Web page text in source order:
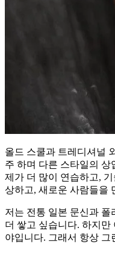
올드 스쿨과 트레디셔널
주 하며 다른 스타일의
제가 더 많이 연습하고,
상하고, 새로운 사람들을
저는 전통 일본 문신과
더 쌓고 싶습니다. 하지만
야입니다. 그래서 항상 그